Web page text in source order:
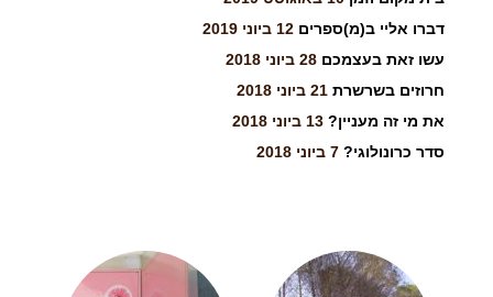
דברו אליי ב(מ)ספרים 12 ביוני 2019
עשו זאת בעצמכם 28 ביוני 2018
חרוזים בשרשרת 21 ביוני 2018
את מי זה מעניין? 13 ביוני 2018
סדר כרונולוגי? 7 ביוני 2018